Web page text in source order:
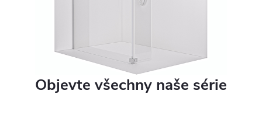
Objevte všechny naše série